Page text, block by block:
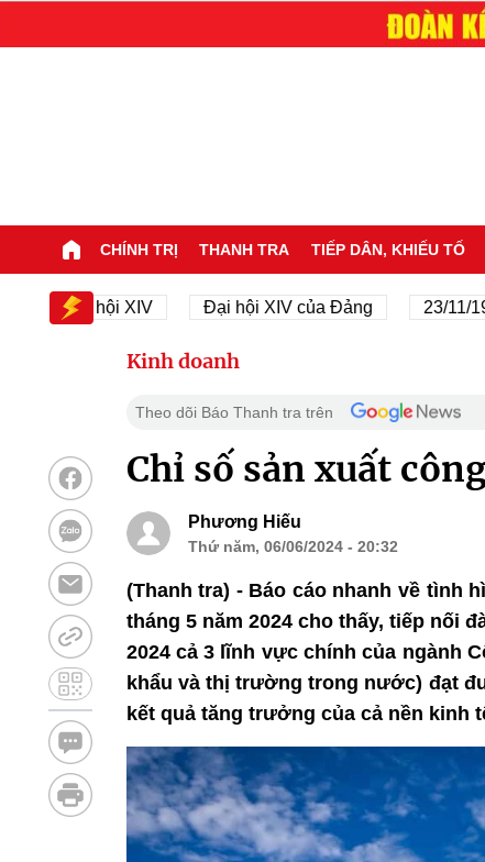
CHÍNH TRỊ THANH TRA TIẾP DÂN, KHIẾU TỐ
Đại hội XIV Đại hội XIV của Đảng 23/11/1945
Kinh doanh
Theo dõi Báo Thanh tra trên
Chỉ số sản xuất
Phương Hiếu
Thứ năm, 06/06/2024 - 20:32
(Thanh tra) - Báo cáo nhanh về tình
tháng 5 năm 2024 cho thấy, tiếp nối
2024 cả 3 lĩnh vực chính của ngành
khẩu và thị trường trong nước) đạt
kết quả tăng trưởng của cả nền kinh